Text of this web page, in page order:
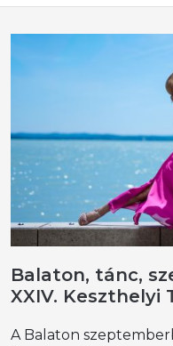
Balaton, tánc,
XXIV. Keszthelyi
A Balaton